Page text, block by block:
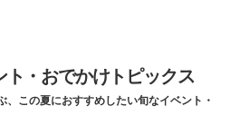
ト・おでかけトピックス
、この夏におすすめしたい旬なイベント・